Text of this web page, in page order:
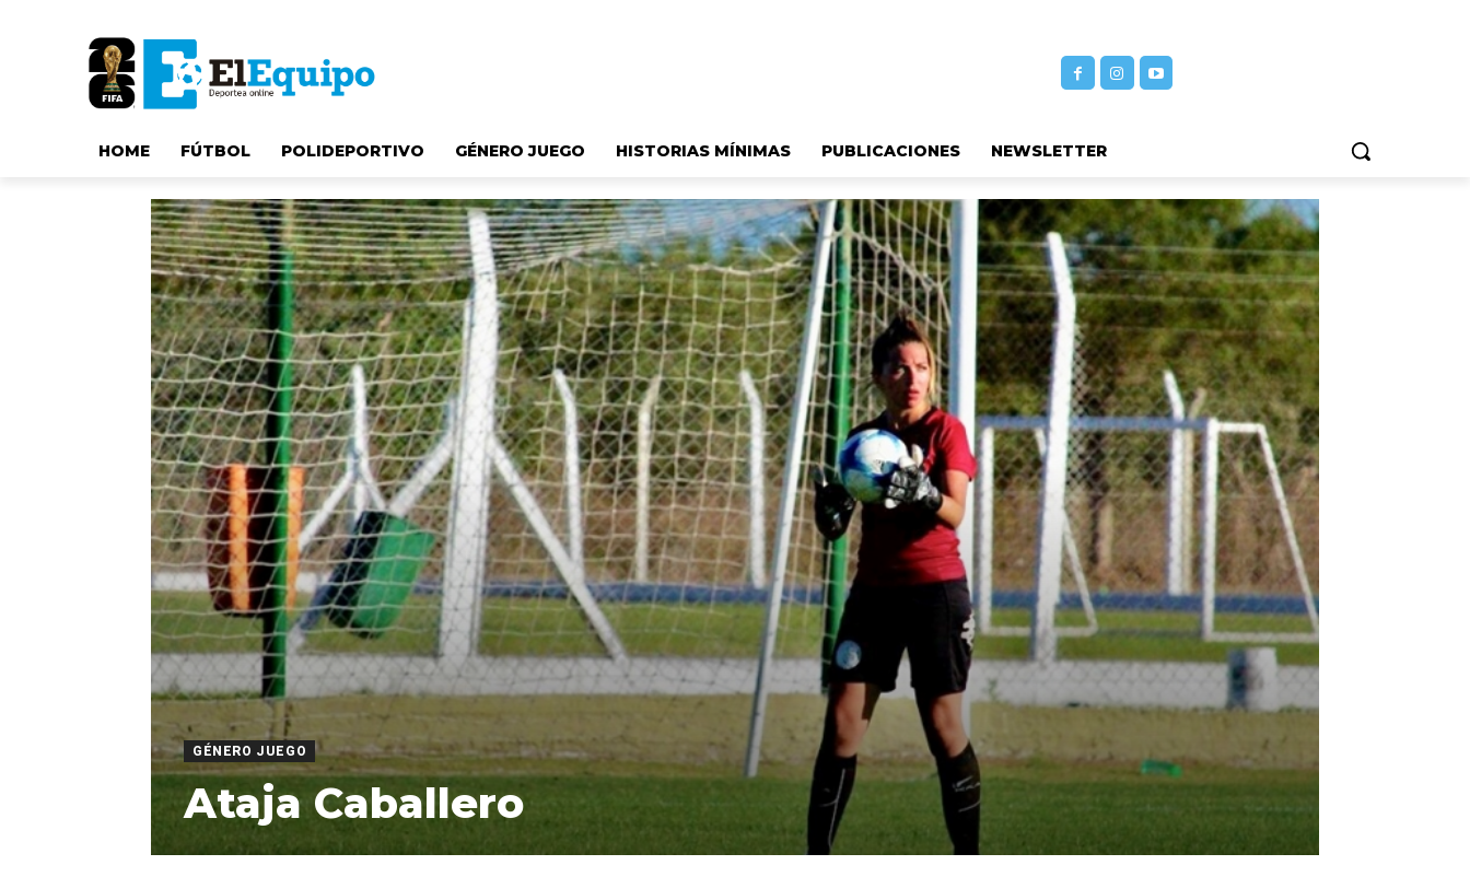
HOME FÚTBOL POLIDEPORTIVO GÉNERO JUEGO HISTORIAS MÍNIMAS PUBLICACIONES NEWSLETTER
GÉNERO JUEGO
Ataja Caballero